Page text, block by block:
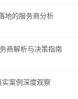
地的服务商分析
商解析与决策指南
案例深度观察